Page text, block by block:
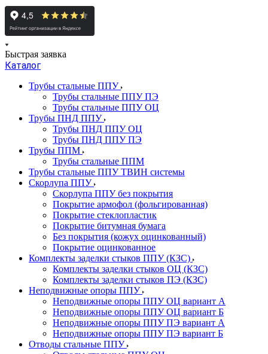
Быстрая заявка
Каталог
Трубы стальные ППУ
Трубы стальные ППУ ПЭ
Трубы стальные ППУ ОЦ
Трубы ПНД ППУ
Трубы ПНД ППУ ОЦ
Трубы ПНД ППУ ПЭ
Трубы ППМ
Трубы стальные ППМ
Трубы стальные ППУ ТВИН системы
Скорлупа ППУ
Скорлупа ППУ без покрытия
Покрытие армофол (фольгированная)
Покрытие стеклопластик
Покрытие битумная бумага
Без покрытия (кожух оцинкованный)
Покрытие оцинкованное
Комплекты заделки стыков ППУ (КЗС)
Комплекты заделки стыков ОЦ (КЗС)
Комплекты заделки стыков ПЭ (КЗС)
Неподвижные опоры ППУ
Неподвижные опоры ППУ ОЦ вариант А
Неподвижные опоры ППУ ОЦ вариант Б
Неподвижные опоры ППУ ПЭ вариант А
Неподвижные опоры ППУ ПЭ вариант Б
Отводы стальные ППУ